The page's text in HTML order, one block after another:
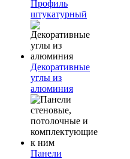
Профиль
штукатурный
Декоративные
углы из
алюминия
Панели